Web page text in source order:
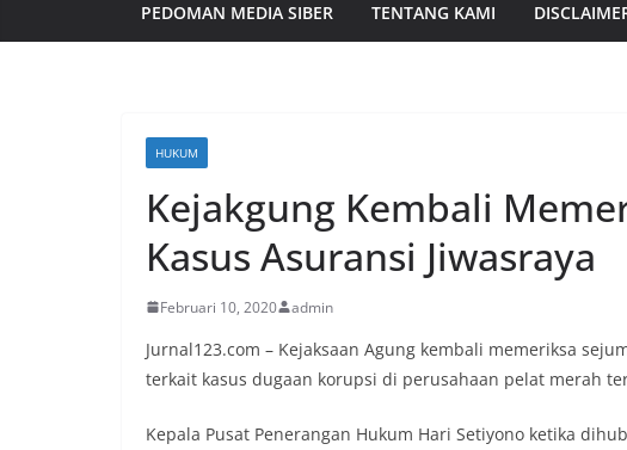
PEDOMAN MEDIA SIBER TENTANG KAMI
HUKUM
Kejakgung Kembali
Kasus Asuransi Jiwasraya
Februari 10, 2020 admin
Jurnal123.com – Kejaksaan Agung kembali memeriksa
terkait kasus dugaan korupsi di perusahaan pelat merah
Kepala Pusat Penerangan Hukum Hari Setiyono ketika